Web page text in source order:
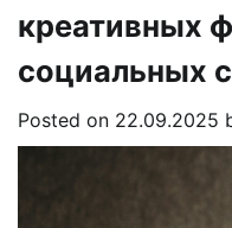
креативных
социальных
Posted on 22.09.2025